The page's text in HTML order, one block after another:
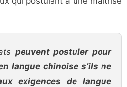
peuvent postuler pour
langue chinoise s’ils ne
exigences de langue